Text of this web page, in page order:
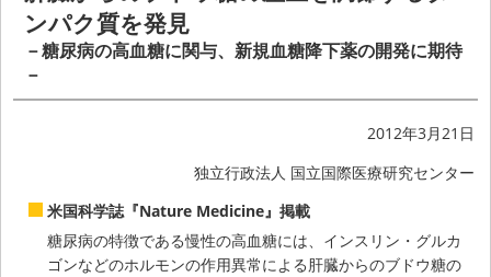
ンパク質を発見
－糖尿病の高血糖に関与、新規血糖降下薬の開発に期待
－
2012年3月21日
独立行政法人 国立国際医療研究センター
米国科学誌『Nature Medicine』掲載
糖尿病の特徴である慢性の高血糖には、インスリン・グルカ
ゴンなどのホルモンの作用異常による肝臓からのブドウ糖の